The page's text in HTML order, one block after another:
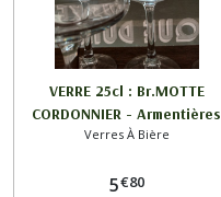
VERRE 25cl : Br.MOTTE
CORDONNIER - Armentières
Verres À Bière
5€80